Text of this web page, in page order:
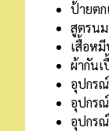
ป้ายต
สูตรน
เสื้อห
ผ้ากัน
อุปกร
อุปกรณ์
อุปกร